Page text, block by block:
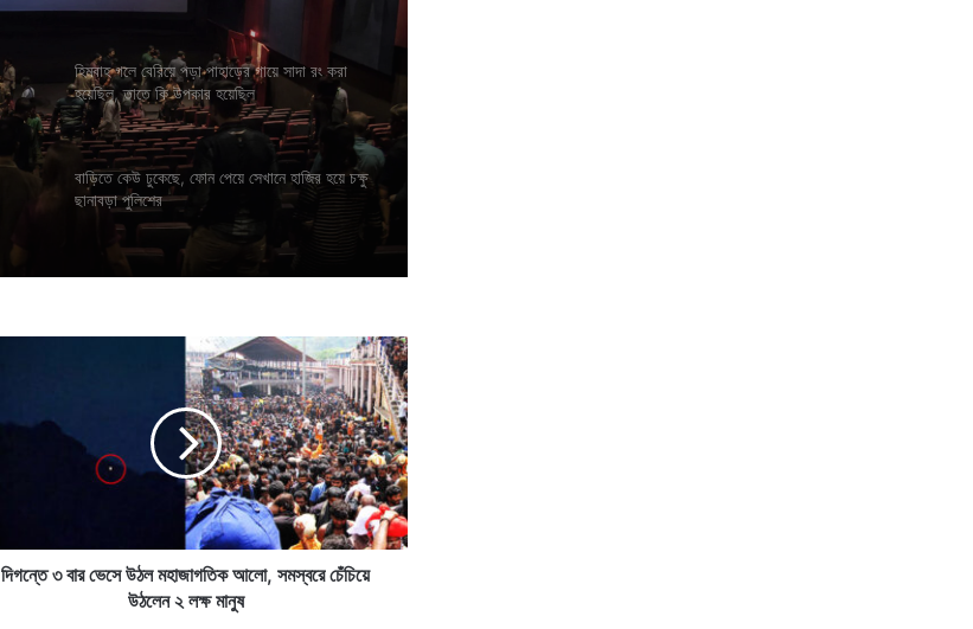
হিমবাহ গলে বেরিয়ে পড়া পাহাড়ের গায়ে সাদা রং করা
হয়েছিল, তাতে কি উপকার হয়েছিল
বাড়িতে কেউ ঢুকেছে, ফোন পেয়ে সেখানে হাজির হয়ে চক্ষু
ছানাবড়া পুলিশের
দিগন্তে ৩ বার ভেসে উঠল মহাজাগতিক আলো, সমস্বরে চেঁচিয়ে
উঠলেন ২ লক্ষ মানুষ